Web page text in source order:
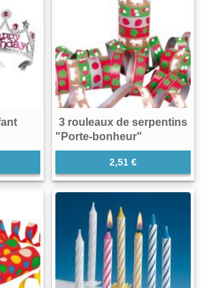
3 rouleaux de serpentins
"Porte-bonheur"
2,51 €